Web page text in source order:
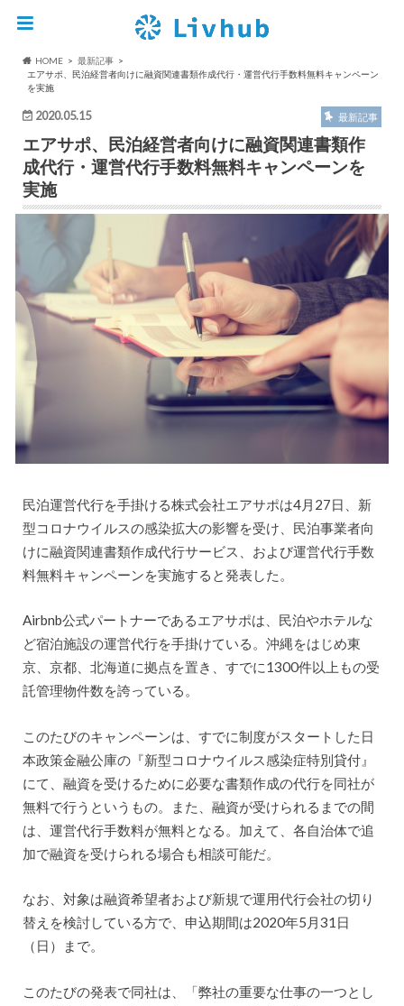
HOME
最新記事
エアサポ、民泊経営者向けに融資関連書類作成代行・運営代行手数料無料キャンペーン
を実施
2020.05.15 最新記事
エアサポ、民泊経営者向けに融資関連書類作
成代行・運営代行手数料無料キャンペーンを
実施
民泊運営代行を手掛ける株式会社エアサポは4月27日、新
型コロナウイルスの感染拡大の影響を受け、民泊事業者向
けに融資関連書類作成代行サービス、および運営代行手数
料無料キャンペーンを実施すると発表した。
Airbnb公式パートナーであるエアサポは、民泊やホテルな
ど宿泊施設の運営代行を手掛けている。沖縄をはじめ東
京、京都、北海道に拠点を置き、すでに1300件以上もの受
託管理物件数を誇っている。
このたびのキャンペーンは、すでに制度がスタートした日
本政策金融公庫の『新型コロナウイルス感染症特別貸付』
にて、融資を受けるために必要な書類作成の代行を同社が
無料で行うというもの。また、融資が受けられるまでの間
は、運営代行手数料が無料となる。加えて、各自治体で追
加で融資を受けられる場合も相談可能だ。
なお、対象は融資希望者および新規で運用代行会社の切り
替えを検討している方で、申込期間は2020年5月31日
（日）まで。
このたびの発表で同社は、「弊社の重要な仕事の一つとし